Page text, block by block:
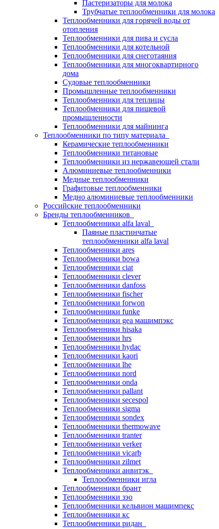
Пастеризаторы для молока
Трубчатые теплообменники для молока
Теплообменники для горячей воды от
отопления
Теплообменники для пива и сусла
Теплообменники для котельной
Теплообменники для снеготаяния
Теплообменники для многоквартирного
дома
Судовые теплообменники
Промышленные теплообменники
Теплообменники для теплицы
Теплообменники для пищевой
промышленности
Теплообменники для майнинга
Теплообменники по типу материала
Керамические теплообменники
Теплообменники титановые
Теплообменники из нержавеющей стали
Алюминиевые теплообменники
Медные теплообменники
Графитовые теплообменники
Медно алюминиевые теплообменники
Российские теплообменники
Бренды теплообменников
Теплообменники alfa laval
Паяные пластинчатые
теплообменники alfa laval
Теплообменники ares
Теплообменники bowa
Теплообменники ciat
Теплообменники clever
Теплообменники danfoss
Теплообменники fischer
Теплообменники forwon
Теплообменники funke
Теплообменники gea машимпэкс
Теплообменники hisaka
Теплообменники hrs
Теплообменники hydac
Теплообменники kaori
Теплообменники lhe
Теплообменники nord
Теплообменники onda
Теплообменники pallant
Теплообменники secespol
Теплообменники sigma
Теплообменники sondex
Теплообменники thermowave
Теплообменники tranter
Теплообменники verker
Теплообменники vicarb
Теплообменники zilmet
Теплообменники анвитэк
Теплообменники игла
Теплообменники брант
Теплообменники зэо
Теплообменники кельвион машимпекс
Теплообменники кс
Теплообменники ридан